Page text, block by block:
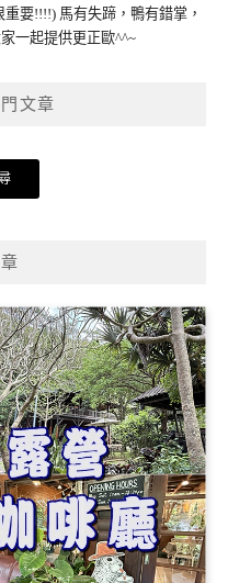
要!!!!) 馬有失蹄，鴨有錯掌，
一起提供更正歐^^~
文章